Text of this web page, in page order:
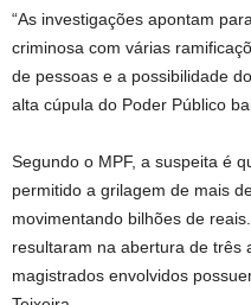
“As investigações apontam
criminosa com várias
de pessoas e a possibilidade
alta cúpula do Poder Público
Segundo o MPF, a suspeita é
permitido a grilagem de mais
movimentando bilhões de
resultaram na abertura de três
magistrados envolvidos